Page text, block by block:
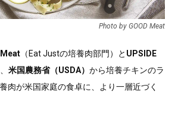
Photo by GOOD Meat
Meat （Eat Justの培養肉部門）と UPSIDE
米国農務省（USDA）から培養チキンのラ
肉が米国家庭の食卓に、より一層近づく